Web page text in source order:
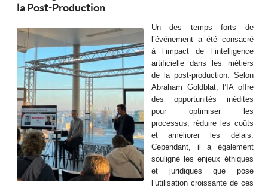
la Post-Production
Un des temps forts de
l’événement a été consacré
à l’impact de l’intelligence
artificielle dans les métiers
de la post-production. Selon
Abraham Goldblat, l’IA offre
des opportunités inédites
pour optimiser les
processus, réduire les coûts
et améliorer les délais.
Cependant, il a également
souligné les enjeux éthiques
et juridiques que pose
l’utilisation croissante de ces